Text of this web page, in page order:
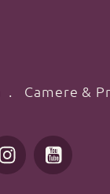
Camere &